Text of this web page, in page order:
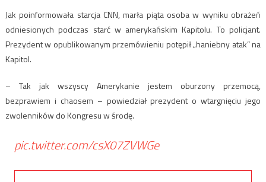
Jak poinformowała starcja CNN, marła piąta osoba w wyniku obrażeń
odniesionych podczas starć w amerykańskim Kapitolu. To policjant.
Prezydent w opublikowanym przemówieniu potępił „haniebny atak” na
Kapitol.
– Tak jak wszyscy Amerykanie jestem oburzony przemocą,
bezprawiem i chaosem – powiedział prezydent o wtargnięciu jego
zwolenników do Kongresu w środę.
pic.twitter.com/csX07ZVWGe